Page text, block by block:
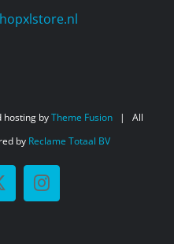
hosting byTheme Fusion| All
by Reclame Totaal BV
Instagram